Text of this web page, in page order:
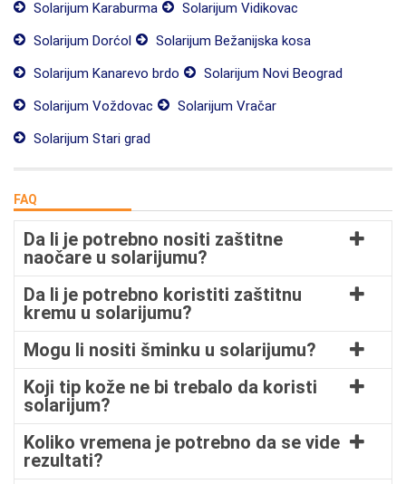
Solarijum Karaburma
Solarijum Vidikovac
Solarijum Dorćol
Solarijum Bežanijska kosa
Solarijum Kanarevo brdo
Solarijum Novi Beograd
Solarijum Voždovac
Solarijum Vračar
Solarijum Stari grad
FAQ
Da li je potrebno nositi zaštitne
naočare u solarijumu?
Da li je potrebno koristiti zaštitnu
kremu u solarijumu?
Mogu li nositi šminku u solarijumu?
Koji tip kože ne bi trebalo da koristi
solarijum?
Koliko vremena je potrebno da se vide
rezultati?